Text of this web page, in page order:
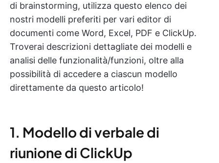
di brainstorming, utilizza questo elenco dei
nostri modelli preferiti per vari editor di
documenti come Word, Excel, PDF e ClickUp.
Troverai descrizioni dettagliate dei modelli e
analisi delle funzionalità/funzioni, oltre alla
possibilità di accedere a ciascun modello
direttamente da questo articolo!
1. Modello di verbale di
riunione di ClickUp